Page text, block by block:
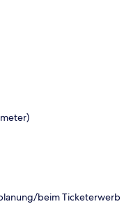
beim Ticketerwerb